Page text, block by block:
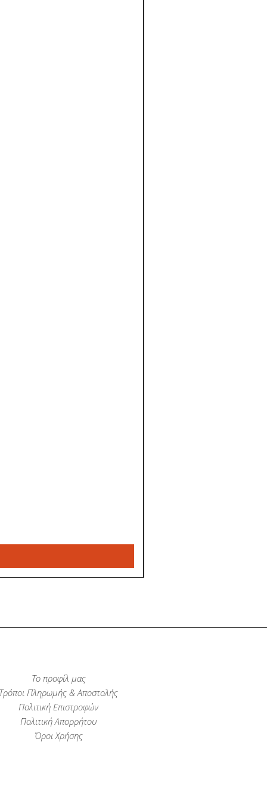
Το προφίλ μας
Τρόποι Πληρωμής & Αποστολής
Πολιτική Επιστροφών
Πολιτική Απορρήτου
Όροι Χρήσης